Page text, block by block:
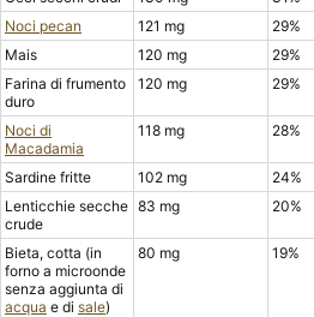
Noci pecan
121 mg 29%
Mais
120 mg 29%
Farina di frumento
duro
120 mg 29%
Noci di
Macadamia
118 mg 28%
Sardine fritte 102 mg 24%
Lenticchie secche
crude
83 mg 20%
Bieta, cotta (in
forno a microonde
senza aggiunta di
acqua e di sale)
80 mg 19%